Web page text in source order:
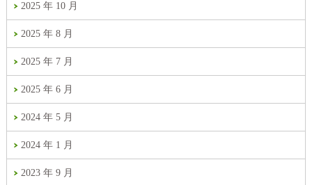
2025 年 10 月
2025 年 8 月
2025 年 7 月
2025 年 6 月
2024 年 5 月
2024 年 1 月
2023 年 9 月